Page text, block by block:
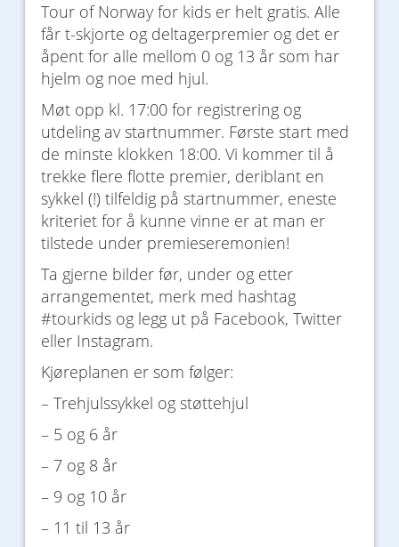
Tour of Norway for kids er helt gratis. Alle
får t-skjorte og deltagerpremier og det er
åpent for alle mellom 0 og 13 år som har
hjelm og noe med hjul.
Møt opp kl. 17:00 for registrering og
utdeling av startnummer. Første start med
de minste klokken 18:00. Vi kommer til å
trekke flere flotte premier, deriblant en
sykkel (!) tilfeldig på startnummer, eneste
kriteriet for å kunne vinne er at man er
tilstede under premieseremonien!
Ta gjerne bilder før, under og etter
arrangementet, merk med hashtag
#tourkids og legg ut på Facebook, Twitter
eller Instagram.
Kjøreplanen er som følger:
– Trehjulssykkel og støttehjul
– 5 og 6 år
– 7 og 8 år
– 9 og 10 år
– 11 til 13 år